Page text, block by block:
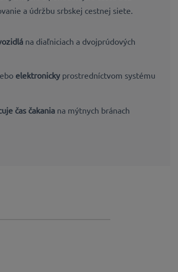
a údržbu srbskej cestnej siete.
na diaľniciach a dvojprúdových
elektronicky prostredníctvom systému
čas čakania na mýtnych bránach